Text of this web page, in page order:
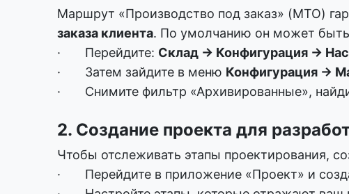
Маршрут «Производство под заказ» (MTO)
заказа клиента. По умолчанию он может
· Перейдите: Склад → Конфигурация →
· Затем зайдите в меню Конфигурация →
· Снимите фильтр «Архивированные»,
2. Создание проекта для
Чтобы отслеживать этапы проектирования,
· Перейдите в приложение «Проект» и